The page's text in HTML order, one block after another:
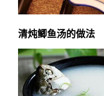
清炖鲫鱼汤的做法